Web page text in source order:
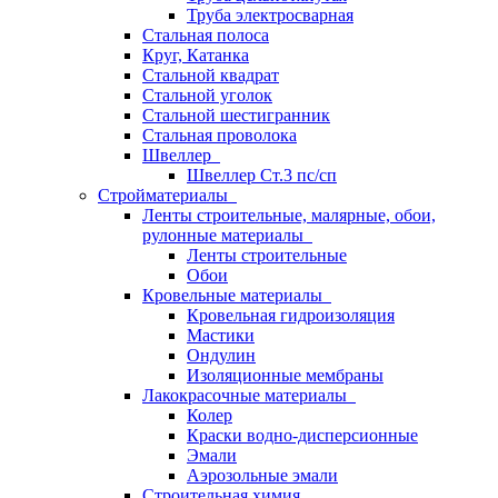
Труба электросварная
Стальная полоса
Круг, Катанка
Стальной квадрат
Стальной уголок
Стальной шестигранник
Стальная проволока
Швеллер
Швеллер Ст.3 пс/сп
Стройматериалы
Ленты строительные, малярные, обои,
рулонные материалы
Ленты строительные
Обои
Кровельные материалы
Кровельная гидроизоляция
Мастики
Ондулин
Изоляционные мембраны
Лакокрасочные материалы
Колер
Краски водно-дисперсионные
Эмали
Аэрозольные эмали